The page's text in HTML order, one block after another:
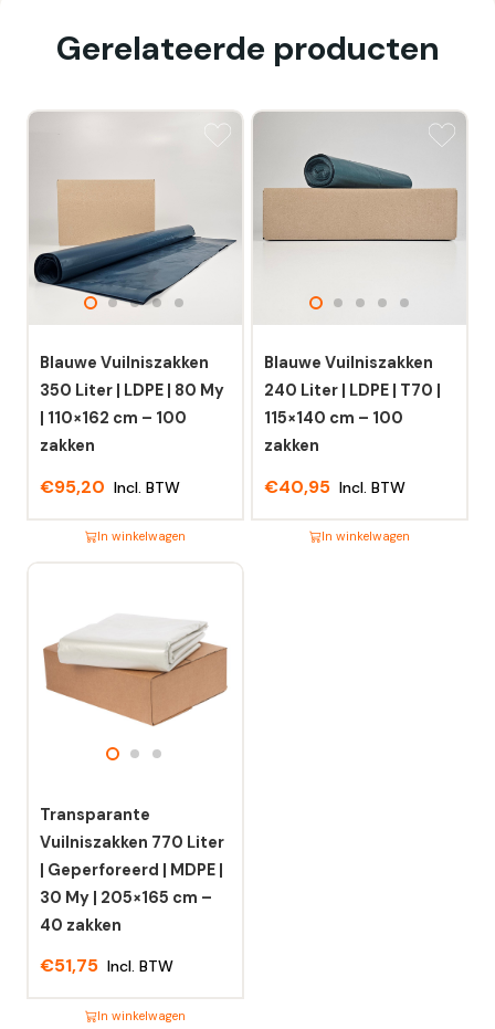
Gerelateerde producten
Blauwe Vuilniszakken
350 Liter | LDPE | 80 My
| 110×162 cm – 100
zakken
€95,20 Incl. BTW
In winkelwagen
Dit
meerdere
variaties.
worden
op
de
productpagina
Blauwe Vuilniszakken
240 Liter | LDPE | T70 |
115×140 cm – 100
zakken
€40,95 Incl. BTW
In winkelwagen
Transparante
Vuilniszakken 770 Liter
| Geperforeerd | MDPE |
30 My | 205×165 cm –
40 zakken
€51,75 Incl. BTW
In winkelwagen